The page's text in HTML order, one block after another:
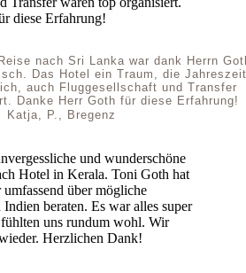
nach Sri Lanka war dank Herrn
Das Hotel ein Traum, die Jahreszeit
auch Fluggesellschaft und Transfer
Danke Herr Goth für diese Erfahrung!
Katja, P., Bregenz